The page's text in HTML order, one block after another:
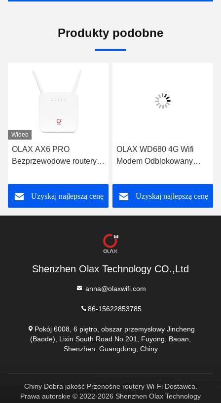
Produkty podobne
Wideo
OLAX AX6 PRO
Bezprzewodowe routery
routerów VPN 4G Wifi
B2/3/4/5/7/8/13/28ab
Uzyskaj najlepszą cenę
OLAX WD680 4G Wifi
Modem Odblokowany
Lte Cat4 150m
Uzyskaj najlepszą cenę
Shenzhen Olax Technology CO.,Ltd
anna@olaxwifi.com
86-15622853785
Pokój 6008, 6 piętro, obszar przemysłowy Jincheng
(Baode), Lixin South Road No.201, Fuyong, Baoan,
Shenzhen. Guangdong, Chiny
Chiny Dobra jakość Przenośne routery Wi-Fi Dostawca.
Prawa autorskie © 2022-2026 Shenzhen Olax Technology